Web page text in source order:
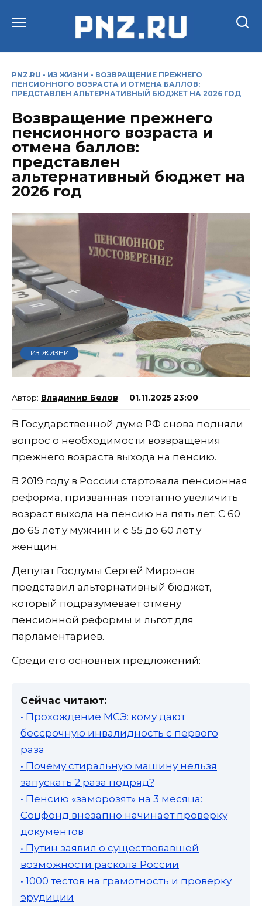
PNZ.RU - ИЗ ЖИЗНИ - ВОЗВРАЩЕНИЕ ПРЕЖНЕГО
ПЕНСИОННОГО ВОЗРАСТА И ОТМЕНА БАЛЛОВ:
ПРЕДСТАВЛЕН АЛЬТЕРНАТИВНЫЙ БЮДЖЕТ НА 2026 ГОД
Возвращение прежнего
пенсионного возраста и
отмена баллов:
представлен
альтернативный бюджет на
2026 год
ИЗ ЖИЗНИ
Владимир Белов 01.11.2025 23:00
В Государственной думе РФ снова подняли
вопрос о необходимости возвращения
прежнего возраста выхода на пенсию.
В 2019 году в России стартовала пенсионная
реформа, призванная поэтапно увеличить
возраст выхода на пенсию на пять лет. С 60
до 65 лет у мужчин и с 55 до 60 лет у
женщин.
Депутат Госдумы Сергей Миронов
представил альтернативный бюджет,
который подразумевает отмену
пенсионной реформы и льгот для
парламентариев.
Среди его основных предложений:
Сейчас читают:
• Прохождение МСЭ: кому дают
бессрочную инвалидность с первого
раза
• Почему стиральную машину нельзя
запускать 2 раза подряд?
• Пенсию «заморозят» на 3 месяца:
Соцфонд внезапно начинает проверку
документов
• Путин заявил о существовавшей
возможности раскола России
• 1000 тестов на грамотность и проверку
эрудиции